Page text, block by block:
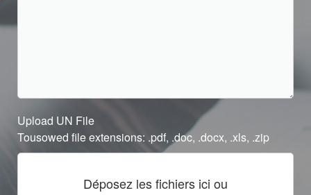
Upload UN File
Tousowed file extensions: .pdf, .doc, .docx, .xls, .zip
Déposez les fichiers ici ou